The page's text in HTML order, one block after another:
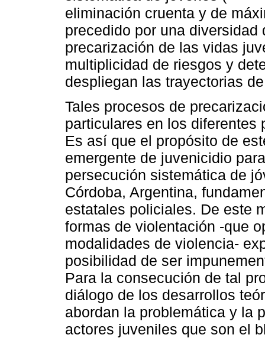
eliminación cruenta y de
precedido por una
precarización de las vidas
multiplicidad de riesgos y
despliegan las trayectorias
Tales procesos de
particulares en los diferentes
Es así que el propósito de
emergente de juvenicidio
persecución sistemática de
Córdoba, Argentina,
estatales policiales. De este
formas de violentación -que
modalidades de violencia-
posibilidad de ser
Para la consecución de tal
diálogo de los desarrollos
abordan la problemática y la
actores juveniles que son el